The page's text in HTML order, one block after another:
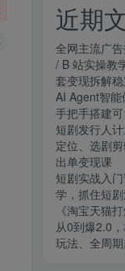
近期
全网主流广
/ B 站实操教
套变现拆解
AI Agent智能
手把手搭建
短剧发行人
定位、选剧
出单变现课​
短剧实战入
学，抓住短
《淘宝天猫
从0到爆2.0
玩法、全周